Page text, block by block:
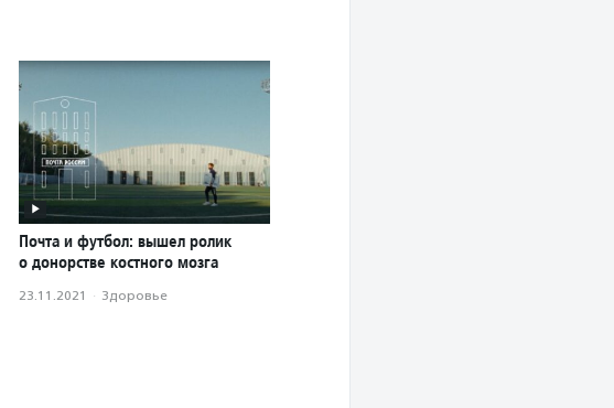
Почта и футбол: вышел ролик
о донорстве костного мозга
23.11.2021 · Здоровье